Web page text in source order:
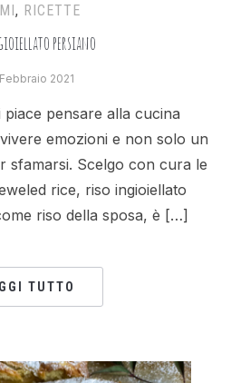
, RICETTE
persiano
2021
pensare alla cucina
emozioni e non solo un
sfamarsi. Scelgo con cura le
rice, riso ingioiellato
riso della sposa, è […]
TUTTO